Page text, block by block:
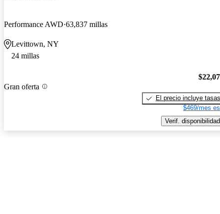
Performance AWD 63,837 millas
Levittown, NY
24 millas
Gran oferta
El precio incluye tasas
$469/mes
Verif. disponibilidad